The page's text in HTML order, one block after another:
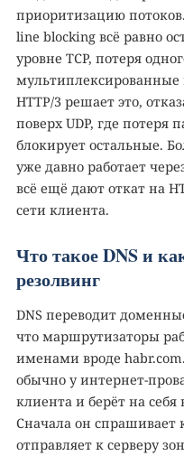
приоритизацию
line blocking всё равно
уровне TCP, потеря
мультиплексированные
HTTP/3 решает это,
поверх UDP, где потеря
блокирует остальные.
уже давно работает
всё ещё дают откат на
сети клиента.
Что такое DNS и
резолвинг
DNS переводит
что маршрутизаторы
именами вроде
обычно у интернет-
клиента и берёт на
Сначала он спрашивает
отправляет к серверу